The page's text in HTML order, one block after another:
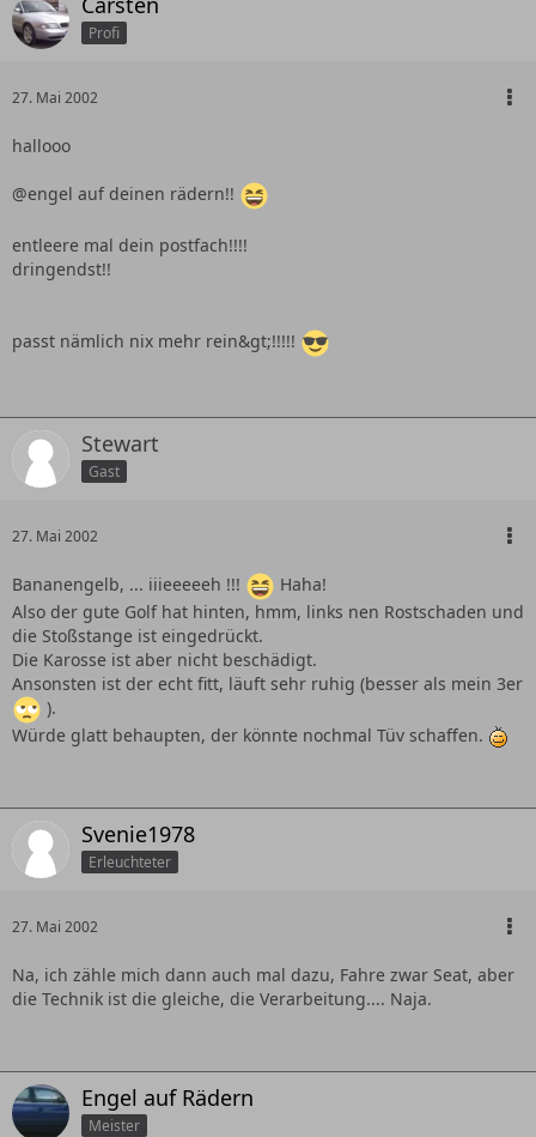
Profi
27. Mai 2002
hallooo
@engel auf deinen rädern!!
entleere mal dein postfach!!!!
dringendst!!
passt nämlich nix mehr rein&gt;!!!!!
Stewart
Gast
27. Mai 2002
Bananengelb, ... iiieeeeeh !!!
Haha!
Also der gute Golf hat hinten, hmm, links nen Rostschaden und
die Stoßstange ist eingedrückt.
Die Karosse ist aber nicht beschädigt.
Ansonsten ist der echt fitt, läuft sehr ruhig (besser als mein 3er
).
Würde glatt behaupten, der könnte nochmal Tüv schaffen.
Svenie1978
Erleuchteter
27. Mai 2002
Na, ich zähle mich dann auch mal dazu, Fahre zwar Seat, aber
die Technik ist die gleiche, die Verarbeitung.... Naja.
Engel auf Rädern
Meister